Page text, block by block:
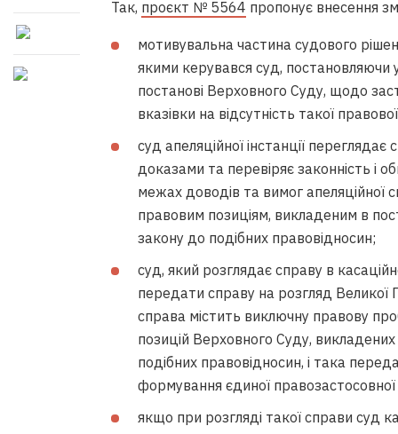
Так, проєкт № 5564 пропонує внесення
мотивувальна частина судового
якими керувався суд, постановляючи
постанові Верховного Суду, щодо
вказівки на відсутність такої
суд апеляційної інстанції
доказами та перевіряє законність і
межах доводів та вимог апеляційної
правовим позиціям, викладеним в
закону до подібних правовідносин;
суд, який розглядає справу в
передати справу на розгляд
справа містить виключну правову
позицій Верховного Суду,
подібних правовідносин, і така
формування єдиної
якщо при розгляді такої справи суд